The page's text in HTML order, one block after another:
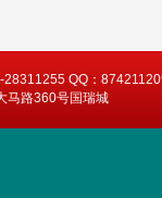
QQ：
马路360号国瑞城